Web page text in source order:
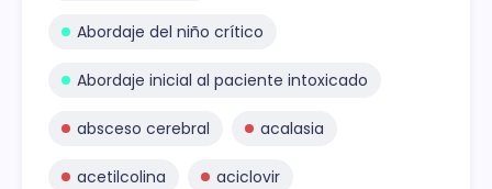
Abordaje del niño crítico
Abordaje inicial al paciente intoxicado
absceso cerebral acalasia
acetilcolina aciclovir